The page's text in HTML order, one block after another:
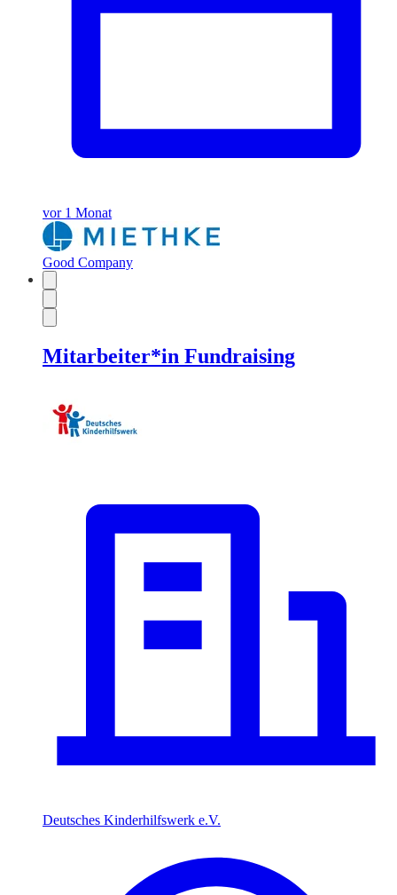
vor 1 Monat
Good Company
Mitarbeiter*in Fundraising
Deutsches Kinderhilfswerk e.V.